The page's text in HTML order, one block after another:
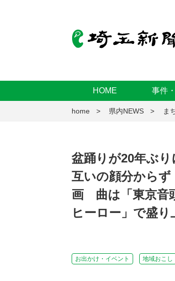
HOME 事件
home 県内NEWS ま
盆踊りが20年ぶ
互いの顔分から
画 曲は「東京音
ヒーロー」で盛り
お出かけ・イベント 地域おこし